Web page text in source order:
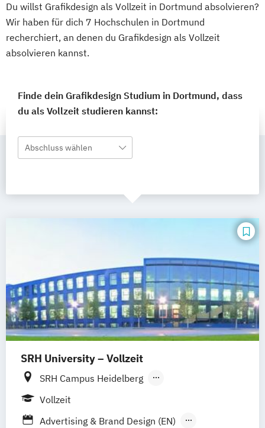
Du willst Grafikdesign als Vollzeit in Dortmund absolvieren?
Wir haben für dich 7 Hochschulen in Dortmund
recherchiert, an denen du Grafikdesign als Vollzeit
absolvieren kannst.
Finde dein Grafikdesign Studium in Dortmund, dass
du als Vollzeit studieren kannst:
Abschluss wählen
SRH University – Vollzeit
SRH Campus Heidelberg
SRH Campus Berlin
Vollzeit
Advertising & Brand Design (EN)